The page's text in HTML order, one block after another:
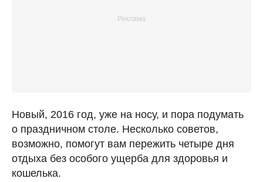
Новый, 2016 год, уже на носу, и пора подумать
о праздничном столе. Несколько советов,
возможно, помогут вам пережить четыре дня
отдыха без особого ущерба для здоровья и
кошелька.